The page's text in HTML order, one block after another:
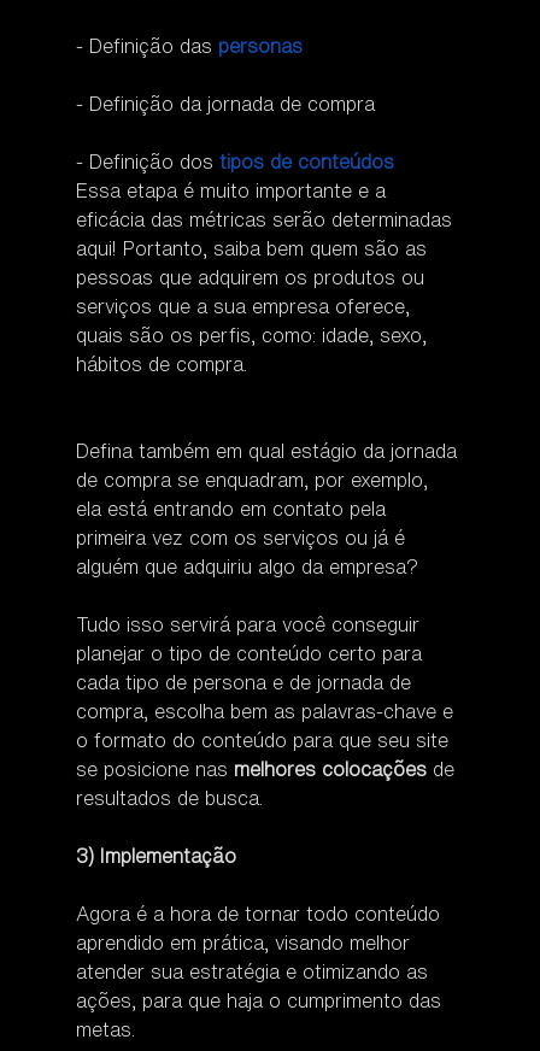
- Definição das personas
- Definição da jornada de compra
- Definição dos tipos de conteúdos
Essa etapa é muito importante e a
eficácia das métricas serão determinadas
aqui! Portanto, saiba bem quem são as
pessoas que adquirem os produtos ou
serviços que a sua empresa oferece,
quais são os perfis, como: idade, sexo,
hábitos de compra.
Defina também em qual estágio da jornada
de compra se enquadram, por exemplo,
ela está entrando em contato pela
primeira vez com os serviços ou já é
alguém que adquiriu algo da empresa?
Tudo isso servirá para você conseguir
planejar o tipo de conteúdo certo para
cada tipo de persona e de jornada de
compra, escolha bem as palavras-chave e
o formato do conteúdo para que seu site
se posicione nas melhores colocações de
resultados de busca.
3) Implementação
Agora é a hora de tornar todo conteúdo
aprendido em prática, visando melhor
atender sua estratégia e otimizando as
ações, para que haja o cumprimento das
metas.